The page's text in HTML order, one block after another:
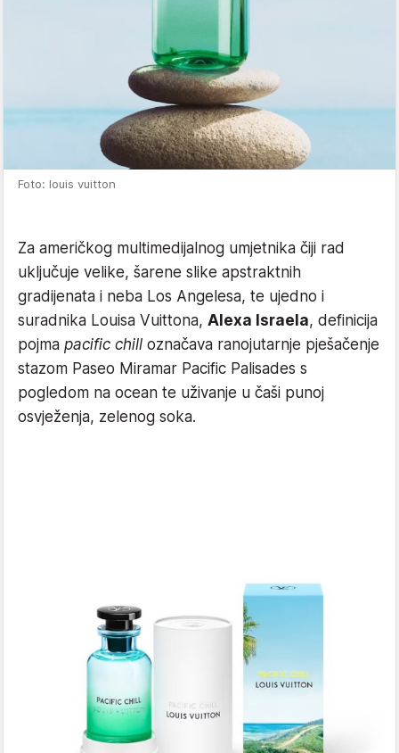
Foto: louis vuitton
Za američkog multimedijalnog umjetnika čiji rad
uključuje velike, šarene slike apstraktnih
gradijenata i neba Los Angelesa, te ujedno i
suradnika Louisa Vuittona, Alexa Israela, definicija
pojma pacific chill označava ranojutarnje pješačenje
stazom Paseo Miramar Pacific Palisades s
pogledom na ocean te uživanje u čaši punoj
osvježenja, zelenog soka.